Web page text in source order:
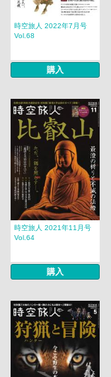
時空旅人 2022年7月号
Vol.68
購入
時空旅人 2021年11月号
Vol.64
購入